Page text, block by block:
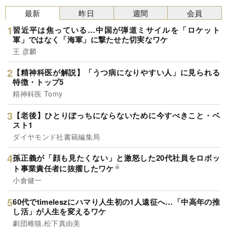
最新
習近平は焦っている…中国が弾道ミサイルを「ロケット
軍」ではなく「海軍」に撃たせた切実なワケ
王 彦麟
【精神科医が解説】「うつ病になりやすい人」に見られる
特徴・トップ5
精神科医 Tomy
【老後】ひとりぼっちにならないために今すべきこと・ベ
スト1
ダイヤモンド社書籍編集局
孫正義が「顔も見たくない」と激怒した20代社員をロボッ
ト事業責任者に抜擢したワケ
小倉健一
60代でtimeleszにハマり人生初の1人遠征へ…「中高年の推
し活」が人生を変えるワケ
劇団雌猫,松下真由美
昨日 週間 会員